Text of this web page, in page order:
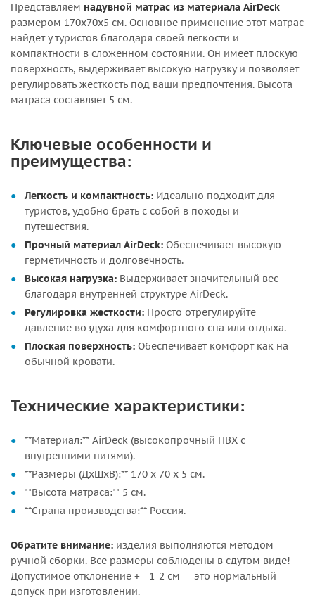
Представляем надувной матрас из материала AirDeck
размером 170х70х5 см. Основное применение этот матрас
найдет у туристов благодаря своей легкости и
компактности в сложенном состоянии. Он имеет плоскую
поверхность, выдерживает высокую нагрузку и позволяет
регулировать жесткость под ваши предпочтения. Высота
матраса составляет 5 см.
Ключевые особенности и
преимущества:
Легкость и компактность: Идеально подходит для
туристов, удобно брать с собой в походы и
путешествия.
Прочный материал AirDeck: Обеспечивает высокую
герметичность и долговечность.
Высокая нагрузка: Выдерживает значительный вес
благодаря внутренней структуре AirDeck.
Регулировка жесткости: Просто отрегулируйте
давление воздуха для комфортного сна или отдыха.
Плоская поверхность: Обеспечивает комфорт как на
обычной кровати.
Технические характеристики:
**Материал:** AirDeck (высокопрочный ПВХ с
внутренними нитями).
**Размеры (ДхШхВ):** 170 х 70 х 5 см.
**Высота матраса:** 5 см.
**Страна производства:** Россия.
Обратите внимание: изделия выполняются методом
ручной сборки. Все размеры соблюдены в сдутом виде!
Допустимое отклонение + - 1-2 см — это нормальный
допуск при изготовлении.